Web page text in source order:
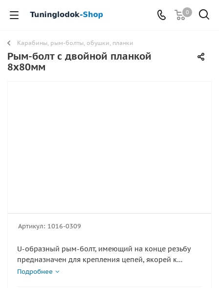
0
Карабины, рым-болты, обушки, планки
Рым-болт с двойной планкой
8х80мм
Артикул: 1016-0309
U-образный рым-болт, имеющий на конце резьбу
предназначен для крепления цепей, якорей к
различным конструкциям, механизмам и элементов
Подробнее